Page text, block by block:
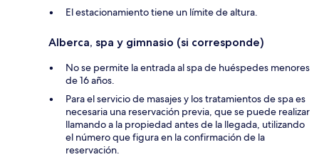
El estacionamiento tiene un límite de altura.
Alberca, spa y gimnasio (si corresponde)
No se permite la entrada al spa de huéspedes menores
de 16 años.
Para el servicio de masajes y los tratamientos de spa es
necesaria una reservación previa, que se puede realizar
llamando a la propiedad antes de la llegada, utilizando
el número que figura en la confirmación de la
reservación.